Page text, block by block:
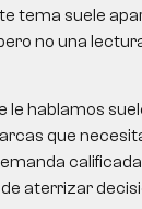
tema suele
no una
le hablamos
que
aterrizar